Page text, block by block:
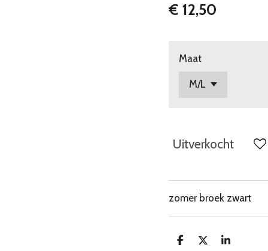
€ 12,50
Maat
Uitverkocht
zomer broek zwart
D
D
S